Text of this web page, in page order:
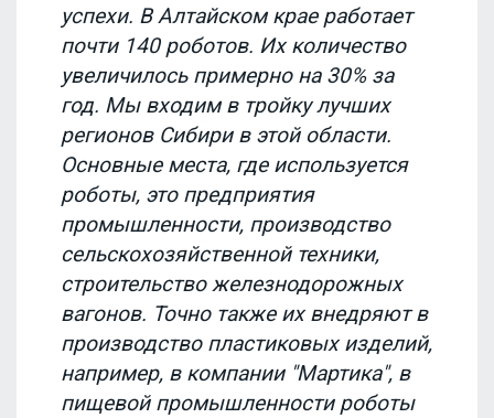
успехи. В Алтайском крае работает
почти 140 роботов. Их количество
увеличилось примерно на 30% за
год. Мы входим в тройку лучших
регионов Сибири в этой области.
Основные места, где используется
роботы, это предприятия
промышленности, производство
сельскохозяйственной техники,
строительство железнодорожных
вагонов. Точно также их внедряют в
производство пластиковых изделий,
например, в компании "Мартика", в
пищевой промышленности роботы